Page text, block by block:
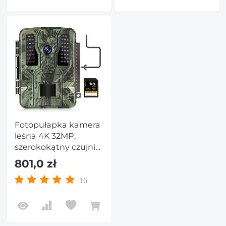
Fotopułapka kamera
leśna 4K 32MP,
szerokokątny czujnik
ruchu 100°
uruchamiany w 0,2
sekundy, 46 słabych
wodoodporność IP67,
801,0 zł
16